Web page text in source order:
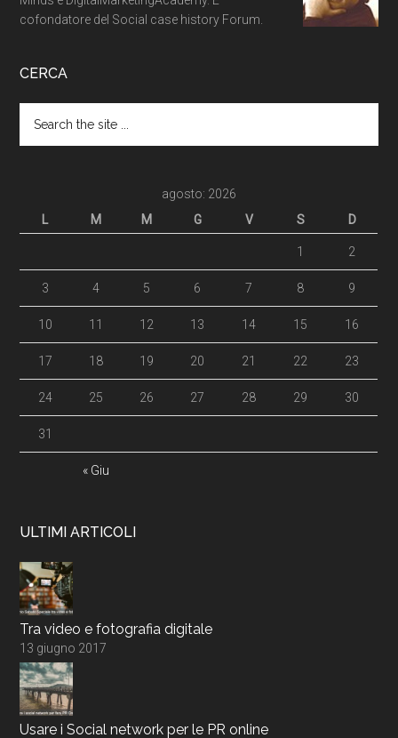
cofondatore del Social case history Forum.
CERCA
agosto: 2026
L
M M G V S D
« Giu
1 2
3 4 5 6 7 8 9
10 11 12 13 14 15 16
17 18 19 20 21 22 23
24 25 26 27 28 29 30
31
ULTIMI ARTICOLI
Tra video e fotografia digitale
13 giugno 2017
Usare i Social network per le PR online